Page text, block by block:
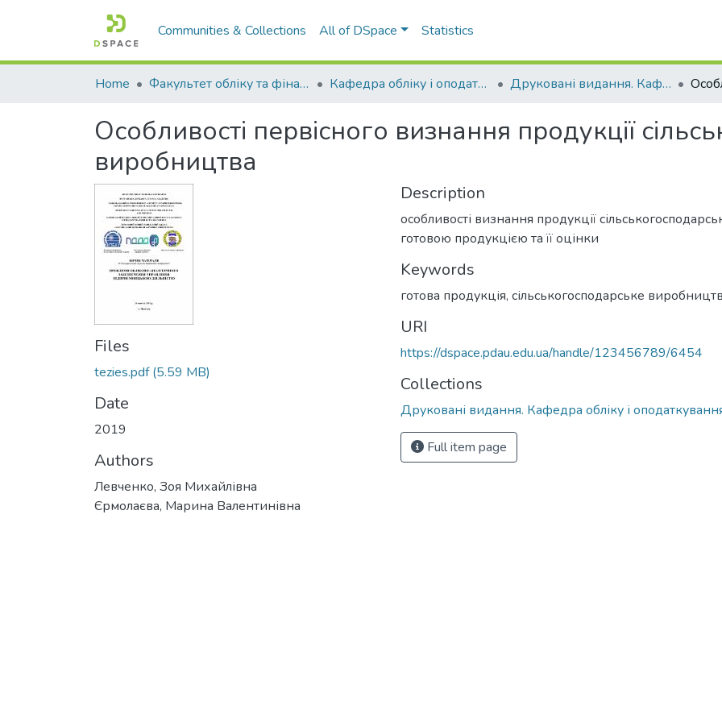
Communities & Collections All of DSpace Statistics
Home Факультет обліку та фінансів Кафедра обліку і оподаткування Друковані видання. Кафедра обліку і оподаткування
Особливості первісного визнання продукції
виробництва
Files
tezies.pdf(5.59 MB)
Date
2019
Authors
Левченко, Зоя Михайлівна
Єрмолаєва, Марина Валентинівна
Description
особливості визнання продукції
готовою продукцією та її оцінки
Keywords
готова продукція, сільськогосподарське
URI
https://dspace.pdau.edu.ua/handle/123456789/6454
Collections
Друковані видання. Кафедра обліку і
Full item page